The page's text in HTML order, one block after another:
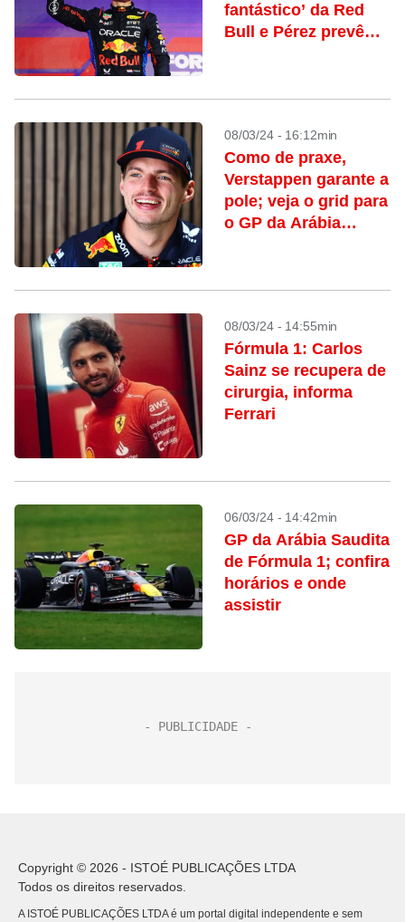
fantástico’ da Red
Bull e Pérez prevê
08/03/24 - 16:12min
Como de praxe,
Verstappen garante a
pole; veja o grid para
o GP da Arábia
08/03/24 - 14:55min
Fórmula 1: Carlos
Sainz se recupera de
cirurgia, informa
Ferrari
06/03/24 - 14:42min
GP da Arábia Saudita
de Fórmula 1; confira
horários e onde
assistir
Copyright © 2026 - ISTOÉ PUBLICAÇÕES LTDA
Todos os direitos reservados.
A ISTOÉ PUBLICAÇÕES LTDA é um portal digital independente e sem